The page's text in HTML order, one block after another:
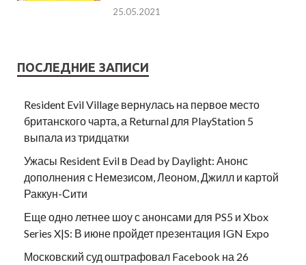
25.05.2021
ПОСЛЕДНИЕ ЗАПИСИ
Resident Evil Village вернулась на первое место
британского чарта, а Returnal для PlayStation 5
выпала из тридцатки
Ужасы Resident Evil в Dead by Daylight: Анонс
дополнения с Немезисом, Леоном, Джилл и картой
Раккун-Сити
Еще одно летнее шоу с анонсами для PS5 и Xbox
Series X|S: В июне пройдет презентация IGN Expo
Московский суд оштрафовал Facebook на 26